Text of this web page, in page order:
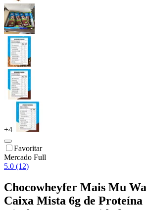
+4
Favoritar
Mercado Full
5.0 (12)
Chocowheyfer Mais Mu
Caixa Mista 6g de